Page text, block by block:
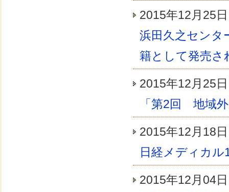
2015年12月25
浜田久之センタ
籍として発売さ
2015年12月25
「第2回 地域
2015年12月18
日経メディカ
2015年12月04